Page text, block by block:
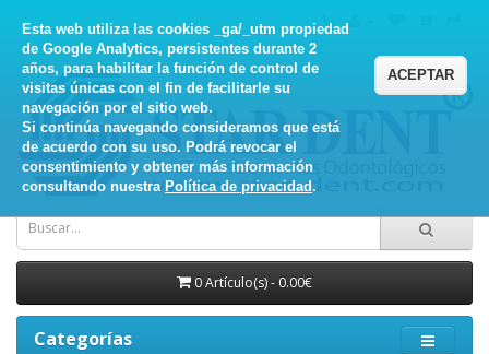
Esta web utiliza las cookies _ga/_utm propiedad
de Google Analytics, persistentes durante 2
años, para habilitar la función de control de
visitas únicas con el fin de facilitarle su
navegación por el sitio web.
Si continúa navegando consideramos que está
de acuerdo con su uso. Podrá revocar el
consentimiento y obtener más información
consultando nuestra Política de privacidad.
ACEPTAR
0 Artículo(s) - 0.00€
Categorías